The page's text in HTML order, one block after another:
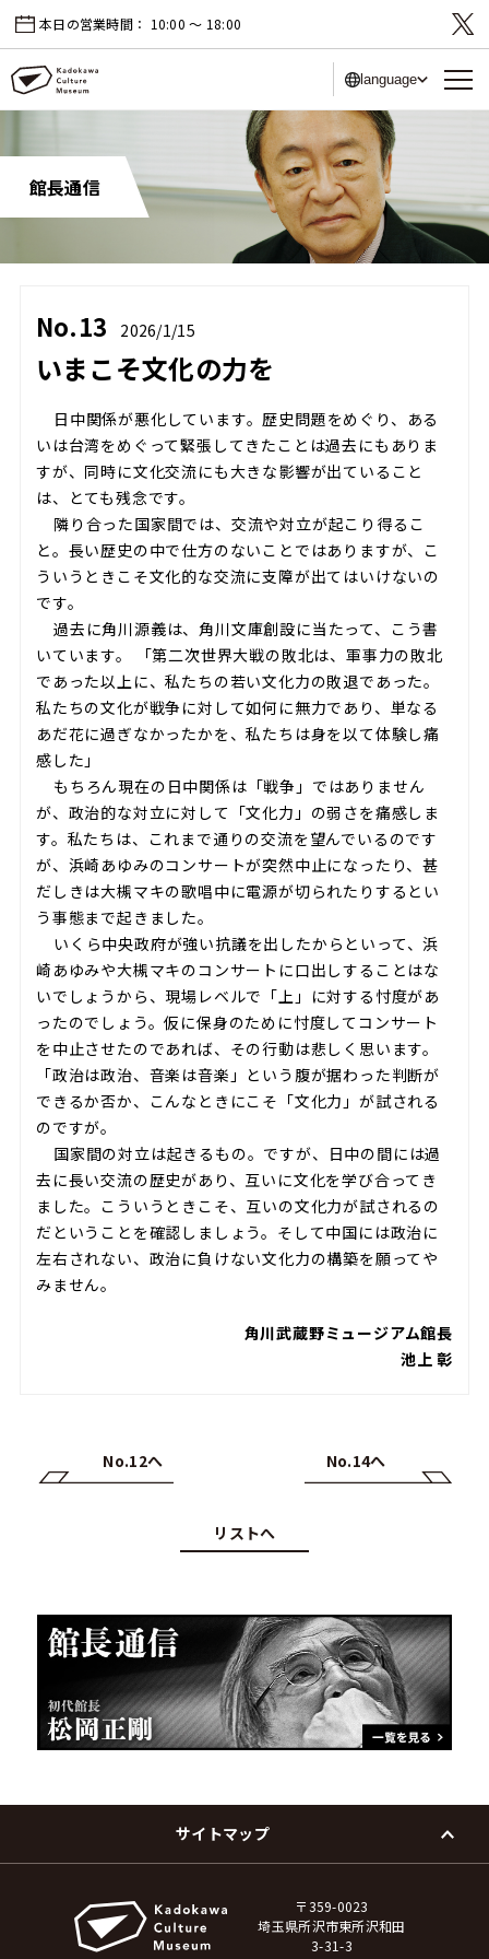
本日の営業時間： 10:00 〜 18:00
language
館長通信
No.13 2026/1/15
いまこそ文化の力を
日中関係が悪化しています。歴史問題をめぐり、ある
いは台湾をめぐって緊張してきたことは過去にもありま
すが、同時に文化交流にも大きな影響が出ていること
は、とても残念です。
隣り合った国家間では、交流や対立が起こり得るこ
と。長い歴史の中で仕方のないことではありますが、こ
ういうときこそ文化的な交流に支障が出てはいけないの
です。
過去に角川源義は、角川文庫創設に当たって、こう書
いています。 「第二次世界大戦の敗北は、軍事力の敗北
であった以上に、私たちの若い文化力の敗退であった。
私たちの文化が戦争に対して如何に無力であり、単なる
あだ花に過ぎなかったかを、私たちは身を以て体験し痛
感した」
もちろん現在の日中関係は「戦争」ではありません
が、政治的な対立に対して「文化力」の弱さを痛感しま
す。私たちは、これまで通りの交流を望んでいるのです
が、浜崎あゆみのコンサートが突然中止になったり、甚
だしきは大槻マキの歌唱中に電源が切られたりするとい
う事態まで起きました。
いくら中央政府が強い抗議を出したからといって、浜
崎あゆみや大槻マキのコンサートに口出しすることはな
いでしょうから、現場レベルで「上」に対する忖度があ
ったのでしょう。仮に保身のために忖度してコンサート
を中止させたのであれば、その行動は悲しく思います。
「政治は政治、音楽は音楽」という腹が据わった判断が
できるか否か、こんなときにこそ「文化力」が試される
のですが。
国家間の対立は起きるもの。ですが、日中の間には過
去に長い交流の歴史があり、互いに文化を学び合ってき
ました。こういうときこそ、互いの文化力が試されるの
だということを確認しましょう。そして中国には政治に
左右されない、政治に負けない文化力の構築を願ってや
みません。
角川武蔵野ミュージアム館長
池上 彰
No.12へ
リストへ
No.14へ
サイトマップ
〒359-0023
埼玉県所沢市東所沢和田
3-31-3